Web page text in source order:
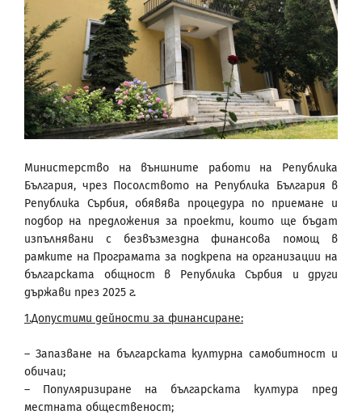
Министерство на външните работи на Република
България, чрез Посолството на Република България в
Република Сърбия, обявява процедура по приемане и
подбор на предложения за проекти, които ще бъдат
изпълнявани с безвъзмездна финансова помощ в
рамките на Програмата за подкрепа на организации на
българската общност в Република Сърбия и други
държави през 2025 г.
1.Допустими дейности за финансиране:
– Запазване на българската културна самобитност и
обичаи;
– Популяризиране на българската култура пред
местната общественост;